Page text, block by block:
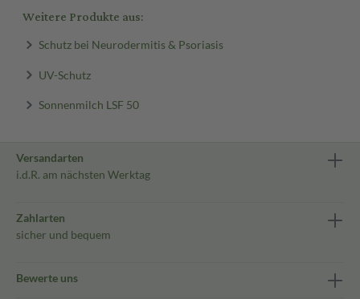
Weitere Produkte aus:
Schutz bei Neurodermitis & Psoriasis
UV-Schutz
Sonnenmilch LSF 50
Versandarten
i.d.R. am nächsten Werktag
Zahlarten
sicher und bequem
Bewerte uns